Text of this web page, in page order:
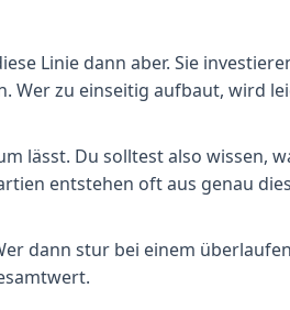
Linie dann aber. Sie
zu einseitig aufbaut, wird
lässt. Du solltest also wissen,
entstehen oft aus genau
dann stur bei einem